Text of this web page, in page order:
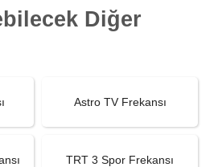
Diğer
Astro TV Frekansı
TRT 3 Spor Frekansı